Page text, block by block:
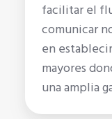
facilitar el
comunicar
en
mayores
una amplia